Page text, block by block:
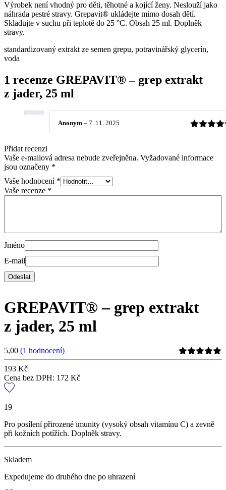
Výrobek není vhodný pro děti, těhotné a kojící ženy. Neslouží jako
náhrada pestré stravy. Grepavit® ukládejte mimo dosah dětí.
Skladujte v suchu při teplotě do 25 °C. Obsah 25 ml. Doplněk
stravy.
standardizovaný extrakt ze semen grepu, potravinářský glycerín,
voda
1 recenze GREPAVIT® – grep extrakt
z jader, 25 ml
Anonym – 7. 11. 2025
Přidat recenzi
Vaše e-mailová adresa nebude zveřejněna. Vyžadované informace
jsou označeny *
Vaše hodnocení *
Vaše recenze *
Jméno
E-mail
GREPAVIT® – grep extrakt
z jader, 25 ml
Hodnoceno
1
5,00 (1 hodnocení)
193 Kč
Cena bez DPH: 172 Kč
19
Pro posílení přirozené imunity (vysoký obsah vitamínu C) a zevně
při kožních potížích. Doplněk stravy.
Skladem
Expedujeme do druhého dne po uhrazení